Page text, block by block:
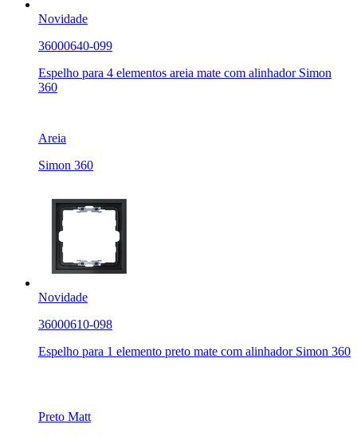
Novidade
36000640-099
Espelho para 4 elementos areia mate com alinhador Simon
360
Areia
Simon 360
Novidade
36000610-098
Espelho para 1 elemento preto mate com alinhador Simon 360
Preto Matt